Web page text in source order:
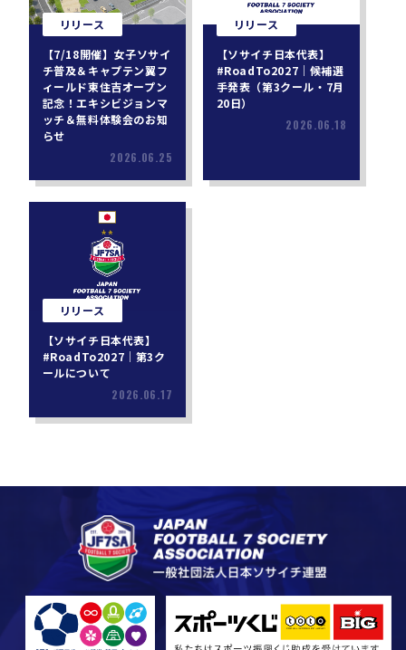
リリース
【7/18開催】女子ソサイ
チ普及＆キャプテン翼フ
ィールド東住吉オープン
記念！エキシビジョンマ
ッチ＆無料体験会のお知
らせ
2026.06.25
リリース
【ソサイチ日本代表】
#RoadTo2027｜候補選
手発表（第3クール・7月
20日）
2026.06.18
リリース
【ソサイチ日本代表】
#RoadTo2027｜第3ク
ールについて
2026.06.17